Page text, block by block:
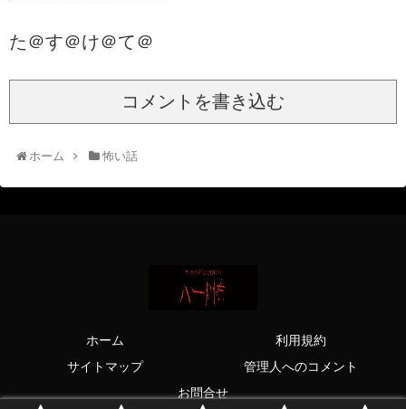
た＠す＠け＠て＠
コメントを書き込む
ホーム 怖い話
ホーム
利用規約
サイトマップ
管理人へのコメント
お問合せ